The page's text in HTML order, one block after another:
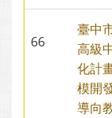
66
臺中
高級
化計
模開
導向